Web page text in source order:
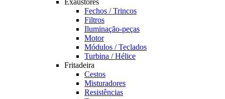
Exaustores
Fechos / Trincos
Filtros
Iluminação-peças
Motor
Módulos / Teclados
Turbina / Hélice
Fritadeira
Cestos
Misturadores
Resistências